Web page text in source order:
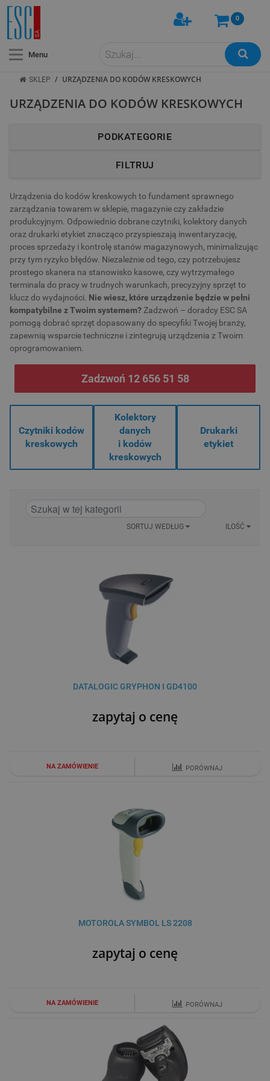
Menu
0
SKLEP / URZĄDZENIA DO KODÓW KRESKOWYCH
PODKATEGORIE
FILTRUJ
URZĄDZENIA DO KODÓW KRESKOWYCH
Urządzenia do kodów kreskowych to fundament sprawnego
zarządzania towarem w sklepie, magazynie czy zakładzie
produkcyjnym. Odpowiednio dobrane czytniki, kolektory danych
oraz drukarki etykiet znacząco przyspieszają inwentaryzację,
proces sprzedaży i kontrolę stanów magazynowych, minimalizując
przy tym ryzyko błędów. Niezależnie od tego, czy potrzebujesz
prostego skanera na stanowisko kasowe, czy wytrzymałego
terminala do pracy w trudnych warunkach, precyzyjny sprzęt to
klucz do wydajności. Nie wiesz, które urządzenie będzie w pełni
kompatybilne z Twoim systemem?Zadzwoń – doradcy ESC SA
pomogą dobrać sprzęt dopasowany do specyfiki Twojej branży,
zapewnią wsparcie techniczne i zintegrują urządzenia z Twoim
oprogramowaniem.
Zadzwoń 12 656 51 58
Czytniki kodów
kreskowych
Kolektory
danych
i kodów
kreskowych
Drukarki
etykiet
SORTUJ WEDŁUG ILOŚĆ
DATALOGIC GRYPHON I GD4100
zapytaj o cenę
NA ZAMÓWIENIE PORÓWNAJ
MOTOROLA SYMBOL LS 2208
zapytaj o cenę
NA ZAMÓWIENIE PORÓWNAJ